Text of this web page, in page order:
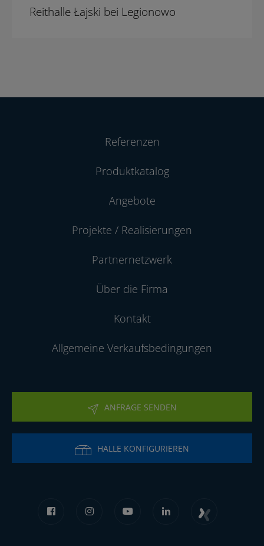
Reithalle Łajski bei Legionowo
Referenzen
Produktkatalog
Angebote
Projekte / Realisierungen
Partnernetzwerk
Über die Firma
Kontakt
Allgemeine Verkaufsbedingungen
ANFRAGE SENDEN
HALLE KONFIGURIEREN